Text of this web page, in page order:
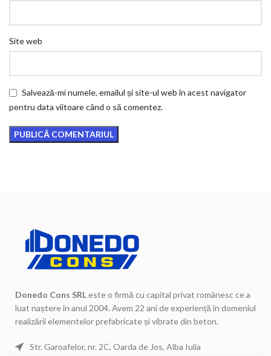
Site web
Salvează-mi numele, emailul și site-ul web în acest navigator
pentru data viitoare când o să comentez.
Donedo Cons SRLeste o firmă cu capital privat românesc ce a
luat naștere în anul 2004. Avem 22 ani de experiență în domeniul
realizării elementelor prefabricate și vibrate din beton.
Str. Garoafelor, nr. 2C, Oarda de Jos, Alba Iulia